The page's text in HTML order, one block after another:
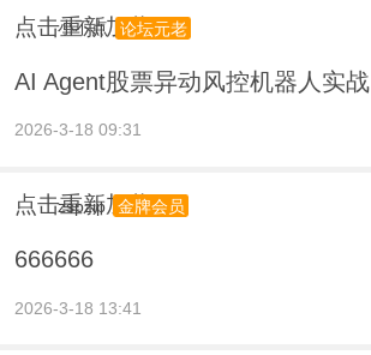
点击重新加载
小不点 论坛元老
AI Agent股票异动风控机器人实战
2026-3-18 09:31
点击重新加载
zspzip 金牌会员
666666
2026-3-18 13:41